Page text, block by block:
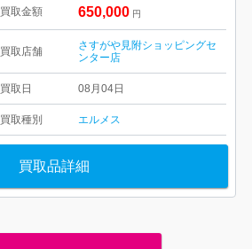
買取金額 650,000 円
買取店舗
さすがや見附ショッピングセ
ンター店
買取日 08月04日
買取種別 エルメス
買取品詳細